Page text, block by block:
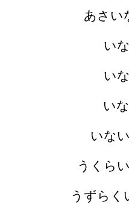
あさい
いな
いな
いな
いな
うくら
うずらく